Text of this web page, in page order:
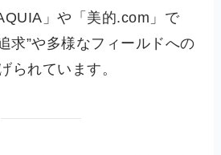
」や「美的.com」で
求”や多様なフィールドへの
られています。